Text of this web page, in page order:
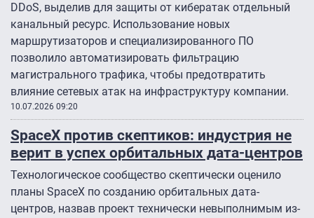
DDoS, выделив для защиты от кибератак отдельный
канальный ресурс. Использование новых
маршрутизаторов и специализированного ПО
позволило автоматизировать фильтрацию
магистрального трафика, чтобы предотвратить
влияние сетевых атак на инфраструктуру компании.
10.07.2026 09:20
SpaceX против скептиков: индустрия не
верит в успех орбитальных дата-центров
Технологическое сообщество скептически оценило
планы SpaceX по созданию орбитальных дата-
центров, назвав проект технически невыполнимым из-